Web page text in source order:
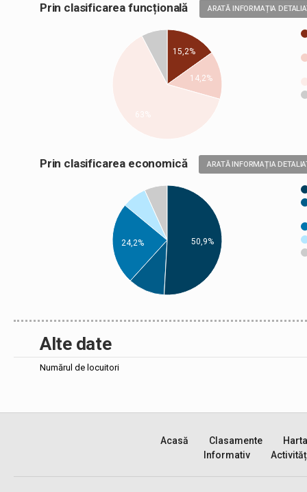
Prin clasificarea funcțională ARATĂ INFORMAȚIA
15,2%
14,2%
Prin clasificarea economică ARATĂ INFORMAȚIA
24,2% 50,9%
Alte date
Numărul de locuitori
Acasă Clasamente
Harta
Informativ